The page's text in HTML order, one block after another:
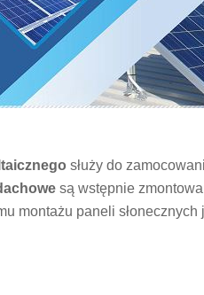
służy do
są wstępnie
montażu paneli